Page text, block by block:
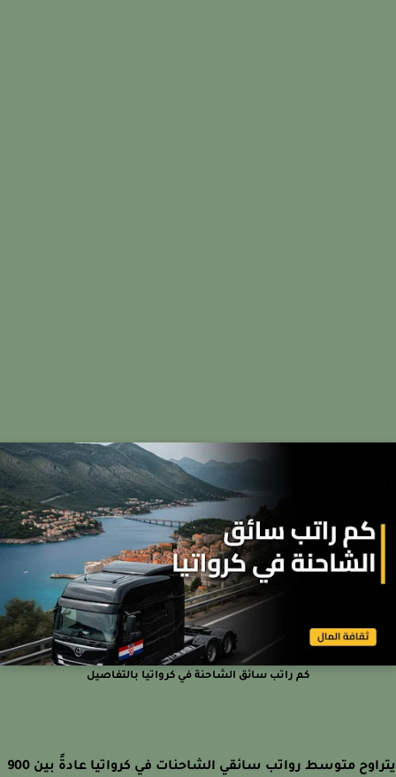
كم راتب سائق الشاحنة في كرواتيا بالتفاصيل
يتراوح متوسط رواتب سائقي الشاحنات في كرواتيا عادةً بين 900